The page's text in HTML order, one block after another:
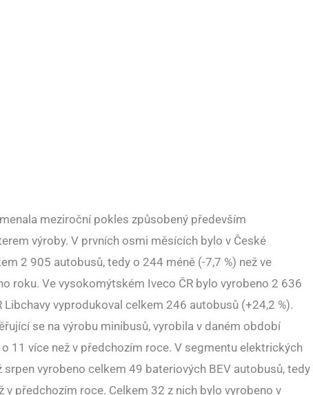
meziroční pokles způsobený především
výroby. V prvních osmi měsících bylo v České
2 905 autobusů, tedy o 244 méně (-7,7 %) než ve
roku. Ve vysokomýtském Iveco ČR bylo vyrobeno 2 636
Libchavy vyprodukoval celkem 246 autobusů (+24,2 %).
se na výrobu minibusů, vyrobila v daném období
11 více než v předchozím roce. V segmentu elektrických
srpen vyrobeno celkem 49 bateriových BEV autobusů, tedy
v předchozím roce. Celkem 32 z nich bylo vyrobeno v